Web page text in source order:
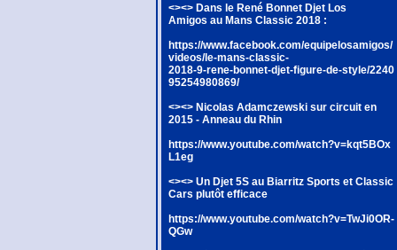
<><> Dans le René Bonnet Djet Los
Amigos au Mans Classic 2018 :
https://www.facebook.com/equipelosamigos/
videos/le-mans-classic-
2018-9-rene-bonnet-djet-figure-de-style/2240
95254980869/
<><> Nicolas Adamczewski sur circuit en
2015 - Anneau du Rhin
https://www.youtube.com/watch?v=kqt5BOx
L1eg
<><> Un Djet 5S au Biarritz Sports et Classic
Cars plutôt efficace
https://www.youtube.com/watch?v=TwJi0OR-
QGw